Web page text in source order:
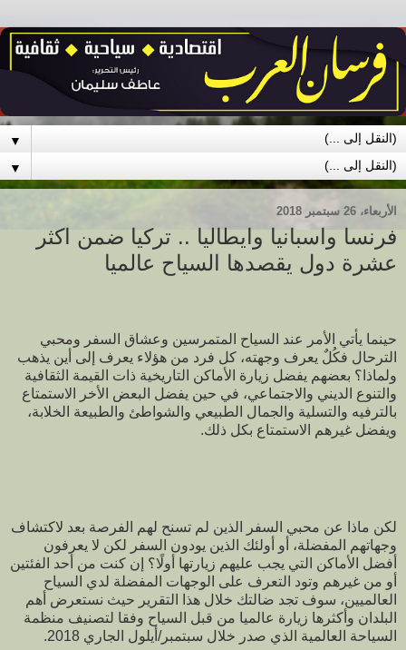
▼
▼
الأربعاء، 26 سبتمبر 2018
فرنسا واسبانيا وايطاليا .. تركيا ضمن اكثر
عشرة دول يقصدها السياح عالميا
حينما يأتي الأمر عند السياح المتمرسين وعشاق السفر ومحبي
الترحال فكُلٌ يعرف وجهته، كل فرد من هؤلاء يعرف إلى أين يذهب
ولماذا؟ بعضهم يفضل زيارة الأماكن التاريخية ذات القيمة الثقافية
والتنوع الديني والاجتماعي، في حين يفضل البعض الأخر الاستمتاع
بالترفيه والتسلية والجمال الطبيعي والشواطئ والطبيعة الخلابة،
ويفضل غيرهم الاستمتاع بكل ذلك.
لكن ماذا عن محبي السفر الذين لم تسنح لهم الفرصة بعد لاكتشاف
وجهاتهم المفضلة، أو أولئك الذين يودون السفر لكن لا يعرفون
أفضل الأماكن التي يجب عليهم زيارتها أولًا؟ إن كنت من أحد الفئتين
أو من غيرهم وتود التعرف على الوجهات المفضلة لدي السياح
العالميين، سوف تجد ضالتك خلال هذا التقرير حيث نستعرض أهم
البلدان وأكثرها زيارة عالميا من قبل السياح وفقا لتصنيف منظمة
السياحة العالمية الذي صدر خلال سبتمبر/أيلول الجاري 2018.